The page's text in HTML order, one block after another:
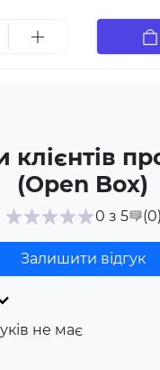
клієнтів
(Open Box)
0 з 5 (0)
Залишити відгук
не має